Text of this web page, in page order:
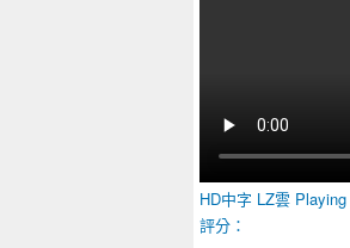
HD中字 LZ雲
評分：